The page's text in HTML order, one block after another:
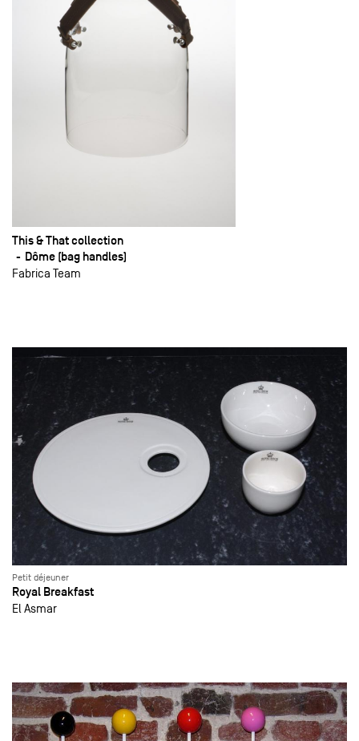
This & That collection
Dôme (bag handles)
Fabrica Team
Petit déjeuner
Royal Breakfast
El Asmar